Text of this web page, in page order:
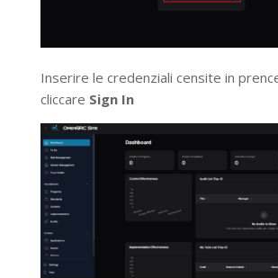
Inserire le credenziali censite in
cliccare Sign In